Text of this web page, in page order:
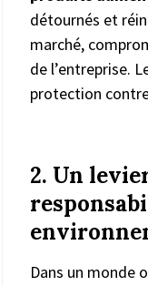
détournés et
marché,
de l’entreprise.
protection
2. Un
Dans un monde